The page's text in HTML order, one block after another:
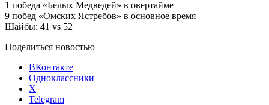
1 победа «Белых Медведей» в овертайме
9 побед «Омских Ястребов» в основное время
Шайбы: 41 vs 52
Поделиться новостью
ВКонтакте
Одноклассники
X
Telegram